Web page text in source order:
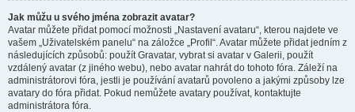
Jak můžu u svého jména zobrazit avatar?
Avatar můžete přidat pomocí možnosti „Nastavení avataru“, kterou najdete ve
vašem „Uživatelském panelu“ na záložce „Profil“. Avatar můžete přidat jedním z
následujících způsobů: použít Gravatar, vybrat si avatar v Galerii, použít
vzdálený avatar (z jiného webu), nebo avatar nahrát do tohoto fóra. Záleží na
administrátorovi fóra, jestli je používání avatarů povoleno a jakými způsoby lze
avatary do fóra přidat. Pokud nemůžete avatary používat, kontaktujte
administrátora fóra.